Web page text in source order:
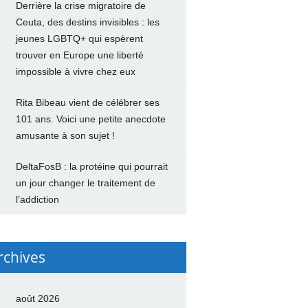
Derrière la crise migratoire de
Ceuta, des destins invisibles : les
jeunes LGBTQ+ qui espèrent
trouver en Europe une liberté
impossible à vivre chez eux
Rita Bibeau vient de célébrer ses
101 ans. Voici une petite anecdote
amusante à son sujet !
DeltaFosB : la protéine qui pourrait
un jour changer le traitement de
l’addiction
août 2026